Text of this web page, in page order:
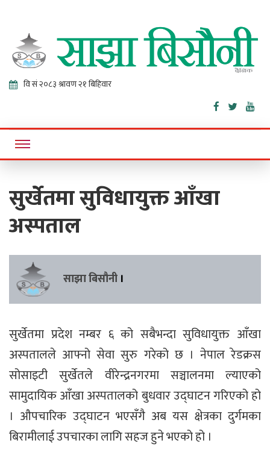
Sajha
Bisaunee
Online News Portal
सुर्खेतमा सुविधायुक्त आँखा
अस्पताल
साझा बिसौनी ।
सुर्खेतमा प्रदेश नम्बर ६ को सबैभन्दा सुविधायुक्त आँखा
अस्पतालले आफ्नो सेवा सुरु गरेको छ । नेपाल रेडक्रस
सोसाइटी सुर्खेतले वीरेन्द्रनगरमा सञ्चालनमा ल्याएको
सामुदायिक आँखा अस्पतालको बुधवार उद्घाटन गरिएको हो
। औपचारिक उद्घाटन भएसँगै अब यस क्षेत्रका दुर्गमका
बिरामीलाई उपचारका लागि सहज हुने भएको हो ।